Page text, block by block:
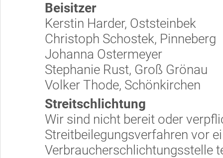
Beisitzer
Kerstin Harder, Oststeinbek
Christoph Schostek, Pinneberg
Johanna Ostermeyer
Stephanie Rust, Groß Grönau
Volker Thode, Schönkirchen
Streitschlichtung
Wir sind nicht bereit oder
Streitbeilegungsverfahren vor
Verbraucherschlichtungsstelle